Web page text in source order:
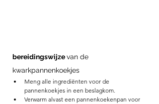
bereidingswijze van de
kwarkpannenkoekjes
Meng alle ingrediënten voor de
pannenkoekjes in een beslagkom.
Verwarm alvast een pannenkoekenpan voor